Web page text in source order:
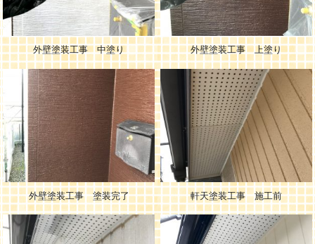
外壁塗装工事 中塗り 外壁塗装工事 上塗り
外壁塗装工事 塗装完了 軒天塗装工事 施工前